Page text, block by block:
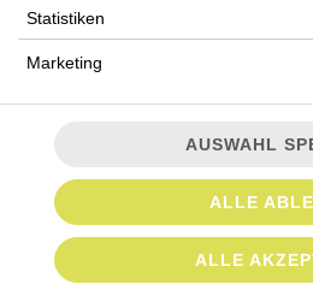
Separat serviertes Dressing auf
Tomaten-Ketchup,
JETZT
Statistiken
Marketing
AUSWAHL
ALLE
ALLE